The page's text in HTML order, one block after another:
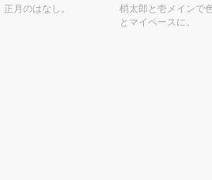
正月のはなし。
梢太郎と壱メインで
とマイペースに。